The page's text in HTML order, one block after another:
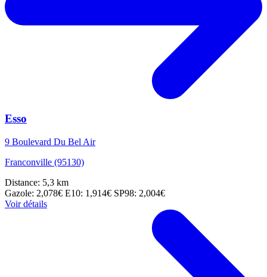
Esso
9 Boulevard Du Bel Air
Franconville (95130)
Distance: 5,3 km
Gazole: 2,078€ E10: 1,914€ SP98: 2,004€
Voir détails